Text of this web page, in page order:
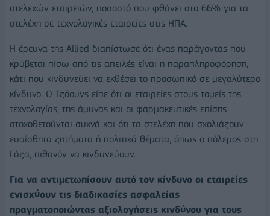
στελεχών εταιρειών, ποσοστό που φθάνει στο 66% για τα
στελέχη σε τεχνολογικές εταιρείες στις ΗΠΑ.
Η έρευνα της Allied διαπίστωσε ότι ένας παράγοντας που
κρύβεται πίσω από τις απειλές είναι η παραπληροφόρηση,
κάτι που κινδυνεύει να εκθέσει το προσωπικό σε μεγαλύτερο
κίνδυνο. Ο Τζόουνς είπε ότι οι εταιρείες στους τομείς της
τεχνολογίας, της άμυνας και οι φαρμακευτικές επίσης
στοχοθετούνται συχνά και ότι τα στελέχη που σχολιάζουν
ευαίσθητα ζητήματα ή πολιτικά θέματα, όπως ο πόλεμος στη
Γάζα, πιθανόν να κινδυνεύουν.
Για να αντιμετωπίσουν αυτό τον κίνδυνο οι εταιρείες
ενισχύουν τις διαδικασίες ασφαλείας
πραγματοποιώντας αξιολογήσεις κινδύνου για τους